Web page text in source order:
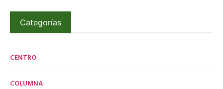
Categorías
CENTRO
COLUMNA